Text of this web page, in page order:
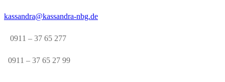
kassandra@kassandra-nbg.de
0911 – 37 65 277
0911 – 37 65 27 99